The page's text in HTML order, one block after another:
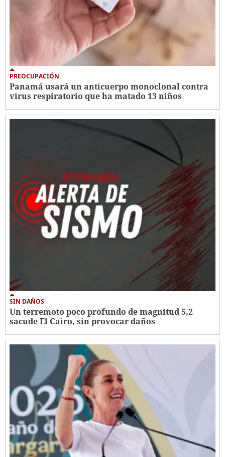
PREOCUPACIÓN
Panamá usará un anticuerpo monoclonal contra
virus respiratorio que ha matado 13 niños
SIN DAÑOS
Un terremoto poco profundo de magnitud 5,2
sacude El Cairo, sin provocar daños